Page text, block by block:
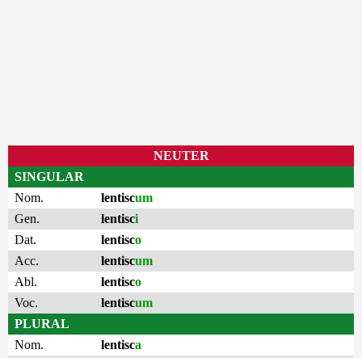
NEUTER
SINGULAR
Nom.
lentiscum
Gen.
lentisci
Dat.
lentisco
Acc.
lentiscum
Abl.
lentisco
Voc.
lentiscum
PLURAL
Nom.
lentisca